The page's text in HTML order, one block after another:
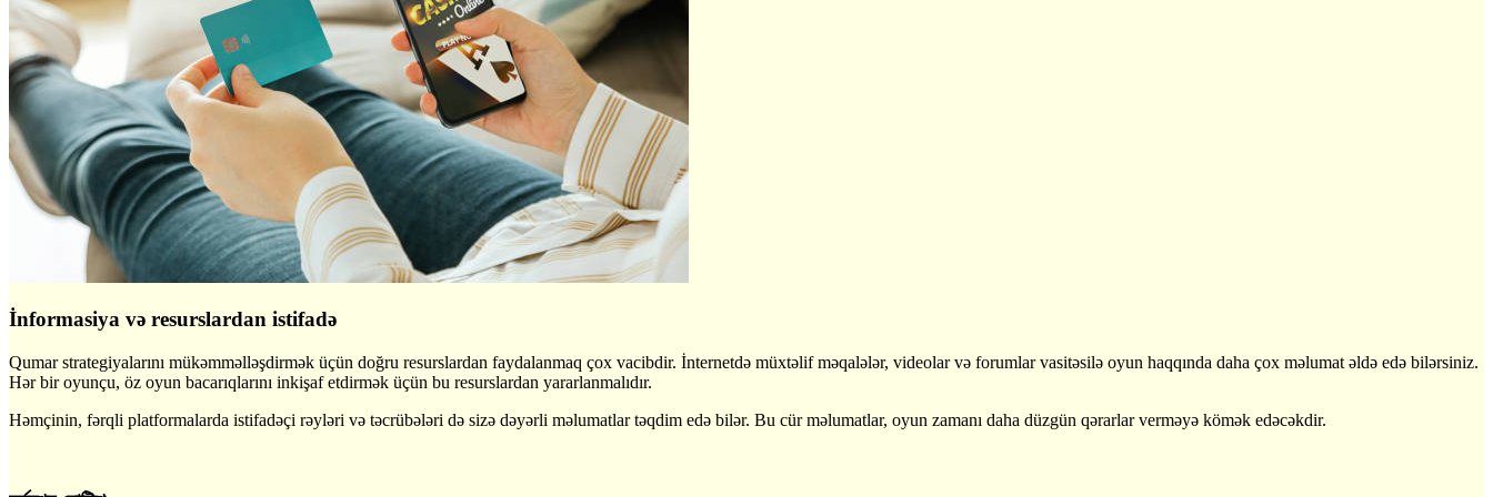
İnformasiya və resurslardan istifadə
Qumar strategiyalarını mükəmməlləşdirmək üçün doğru resurslardan faydalanmaq çox vacibdir. İnternetdə müxtəlif məqalələr, videolar və forumlar vasitəsilə oyun haqqında daha çox məlumat əldə edə bilərsiniz.
Hər bir oyunçu, öz oyun bacarıqlarını inkişaf etdirmək üçün bu resurslardan yararlanmalıdır.
Həmçinin, fərqli platformalarda istifadəçi rəyləri və təcrübələri də sizə dəyərli məlumatlar təqdim edə bilər. Bu cür məlumatlar, oyun zamanı daha düzgün qərarlar verməyə kömək edəcəkdir.